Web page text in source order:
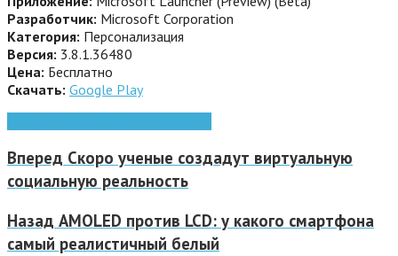
Разработчик: Microsoft Corporation
Категория: Персонализация
Версия: 3.8.1.36480
Цена: Бесплатно
Скачать: Google Play
Вперед Скоро ученые создадут виртуальную
социальную реальность
Назад AMOLED против LCD: у какого смартфона
самый реалистичный белый